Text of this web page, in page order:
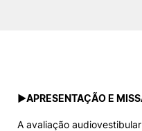
►APRESENTAÇÃO E
A avaliação